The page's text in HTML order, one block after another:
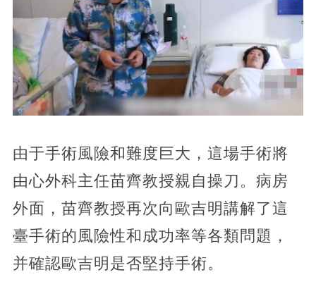
由于手術風險和難度巨大，這場手術將
由心外科主任苗齊教授親自操刀。病房
外面，苗齊教授再次向歐吉明講解了這
臺手術的風險性和成功率等各類問題，
并確認歐吉明是否堅持手術。